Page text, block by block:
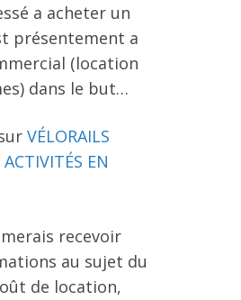
a acheter un
présentement a
(location
dans le but…
VÉLORAILS
ACTIVITÉS EN
recevoir
au sujet du
de location,